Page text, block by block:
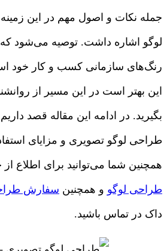
جمله نکات و اصول مهم در این
لوگو اشاره داشت. توصیه می‌شود که
رنگ‌های سازمانی کسب و کار خود
این بهتر است در این مسیر از
بگیرید. در ادامه این مقاله قصد
طراحی لوگو تصویری و مزایای
همچنین شما می‌توانید برای اطلاع از
طراحی لوگو و همچنین سفارش
داک در تماس باشید.